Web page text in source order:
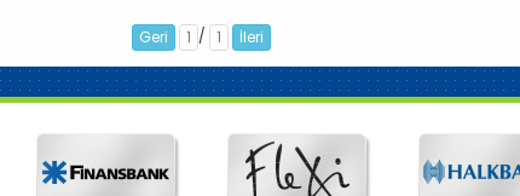
Geri 1 / 1 İleri